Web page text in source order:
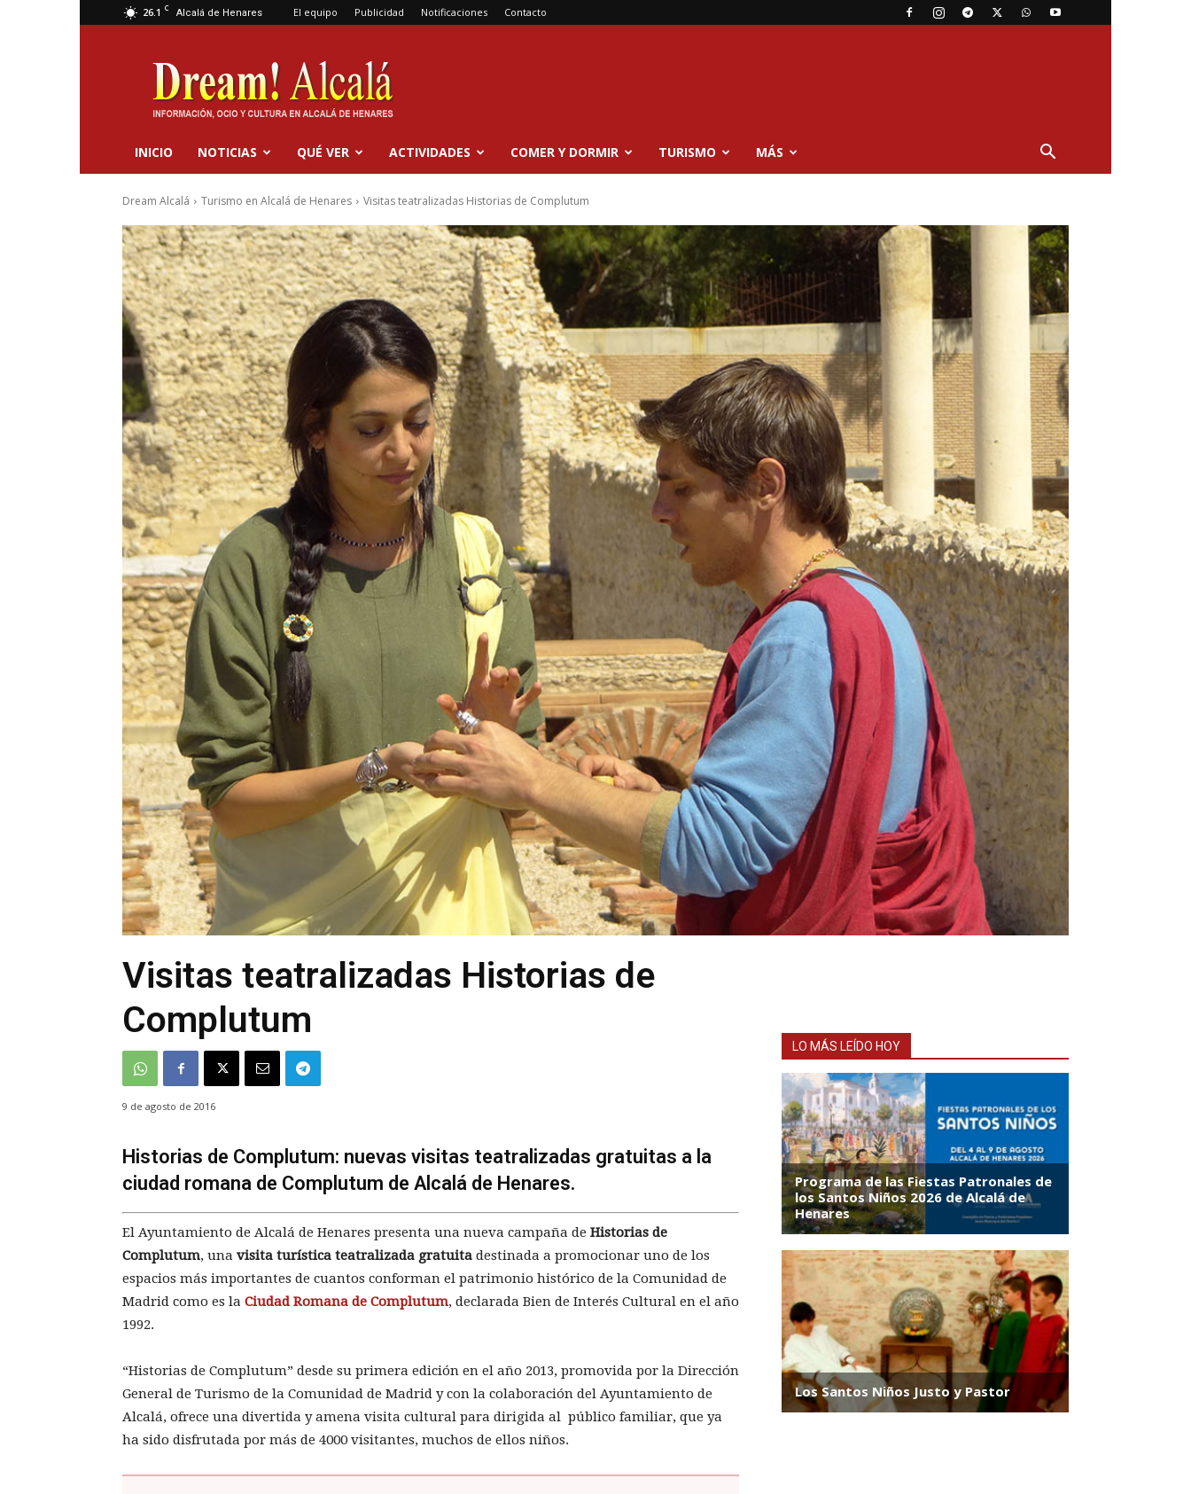
26.1 C Alcalá de Henares El equipo Publicidad Notificaciones Contacto
Dream
Alcalá
INICIO NOTICIAS QUÉ VER ACTIVIDADES COMER Y DORMIR TURISMO MÁS
Dream Alcalá Turismo en Alcalá de Henares Visitas teatralizadas Historias de Complutum
Visitas teatralizadas Historias de
Complutum
9 de agosto de 2016
Historias de Complutum: nuevas visitas teatralizadas gratuitas a la
ciudad romana de Complutum de Alcalá de Henares.
El Ayuntamiento de Alcalá de Henares presenta una nueva campaña de Historias de
Complutum, una visita turística teatralizada gratuita destinada a promocionar uno de los
espacios más importantes de cuantos conforman el patrimonio histórico de la Comunidad de
Madrid como es la Ciudad Romana de Complutum, declarada Bien de Interés Cultural en el año
1992.
“Historias de Complutum” desde su primera edición en el año 2013, promovida por la Dirección
General de Turismo de la Comunidad de Madrid y con la colaboración del Ayuntamiento de
Alcalá, ofrece una divertida y amena visita cultural para dirigida al público familiar, que ya
ha sido disfrutada por más de 4000 visitantes, muchos de ellos niños.
LO MÁS LEÍDO HOY